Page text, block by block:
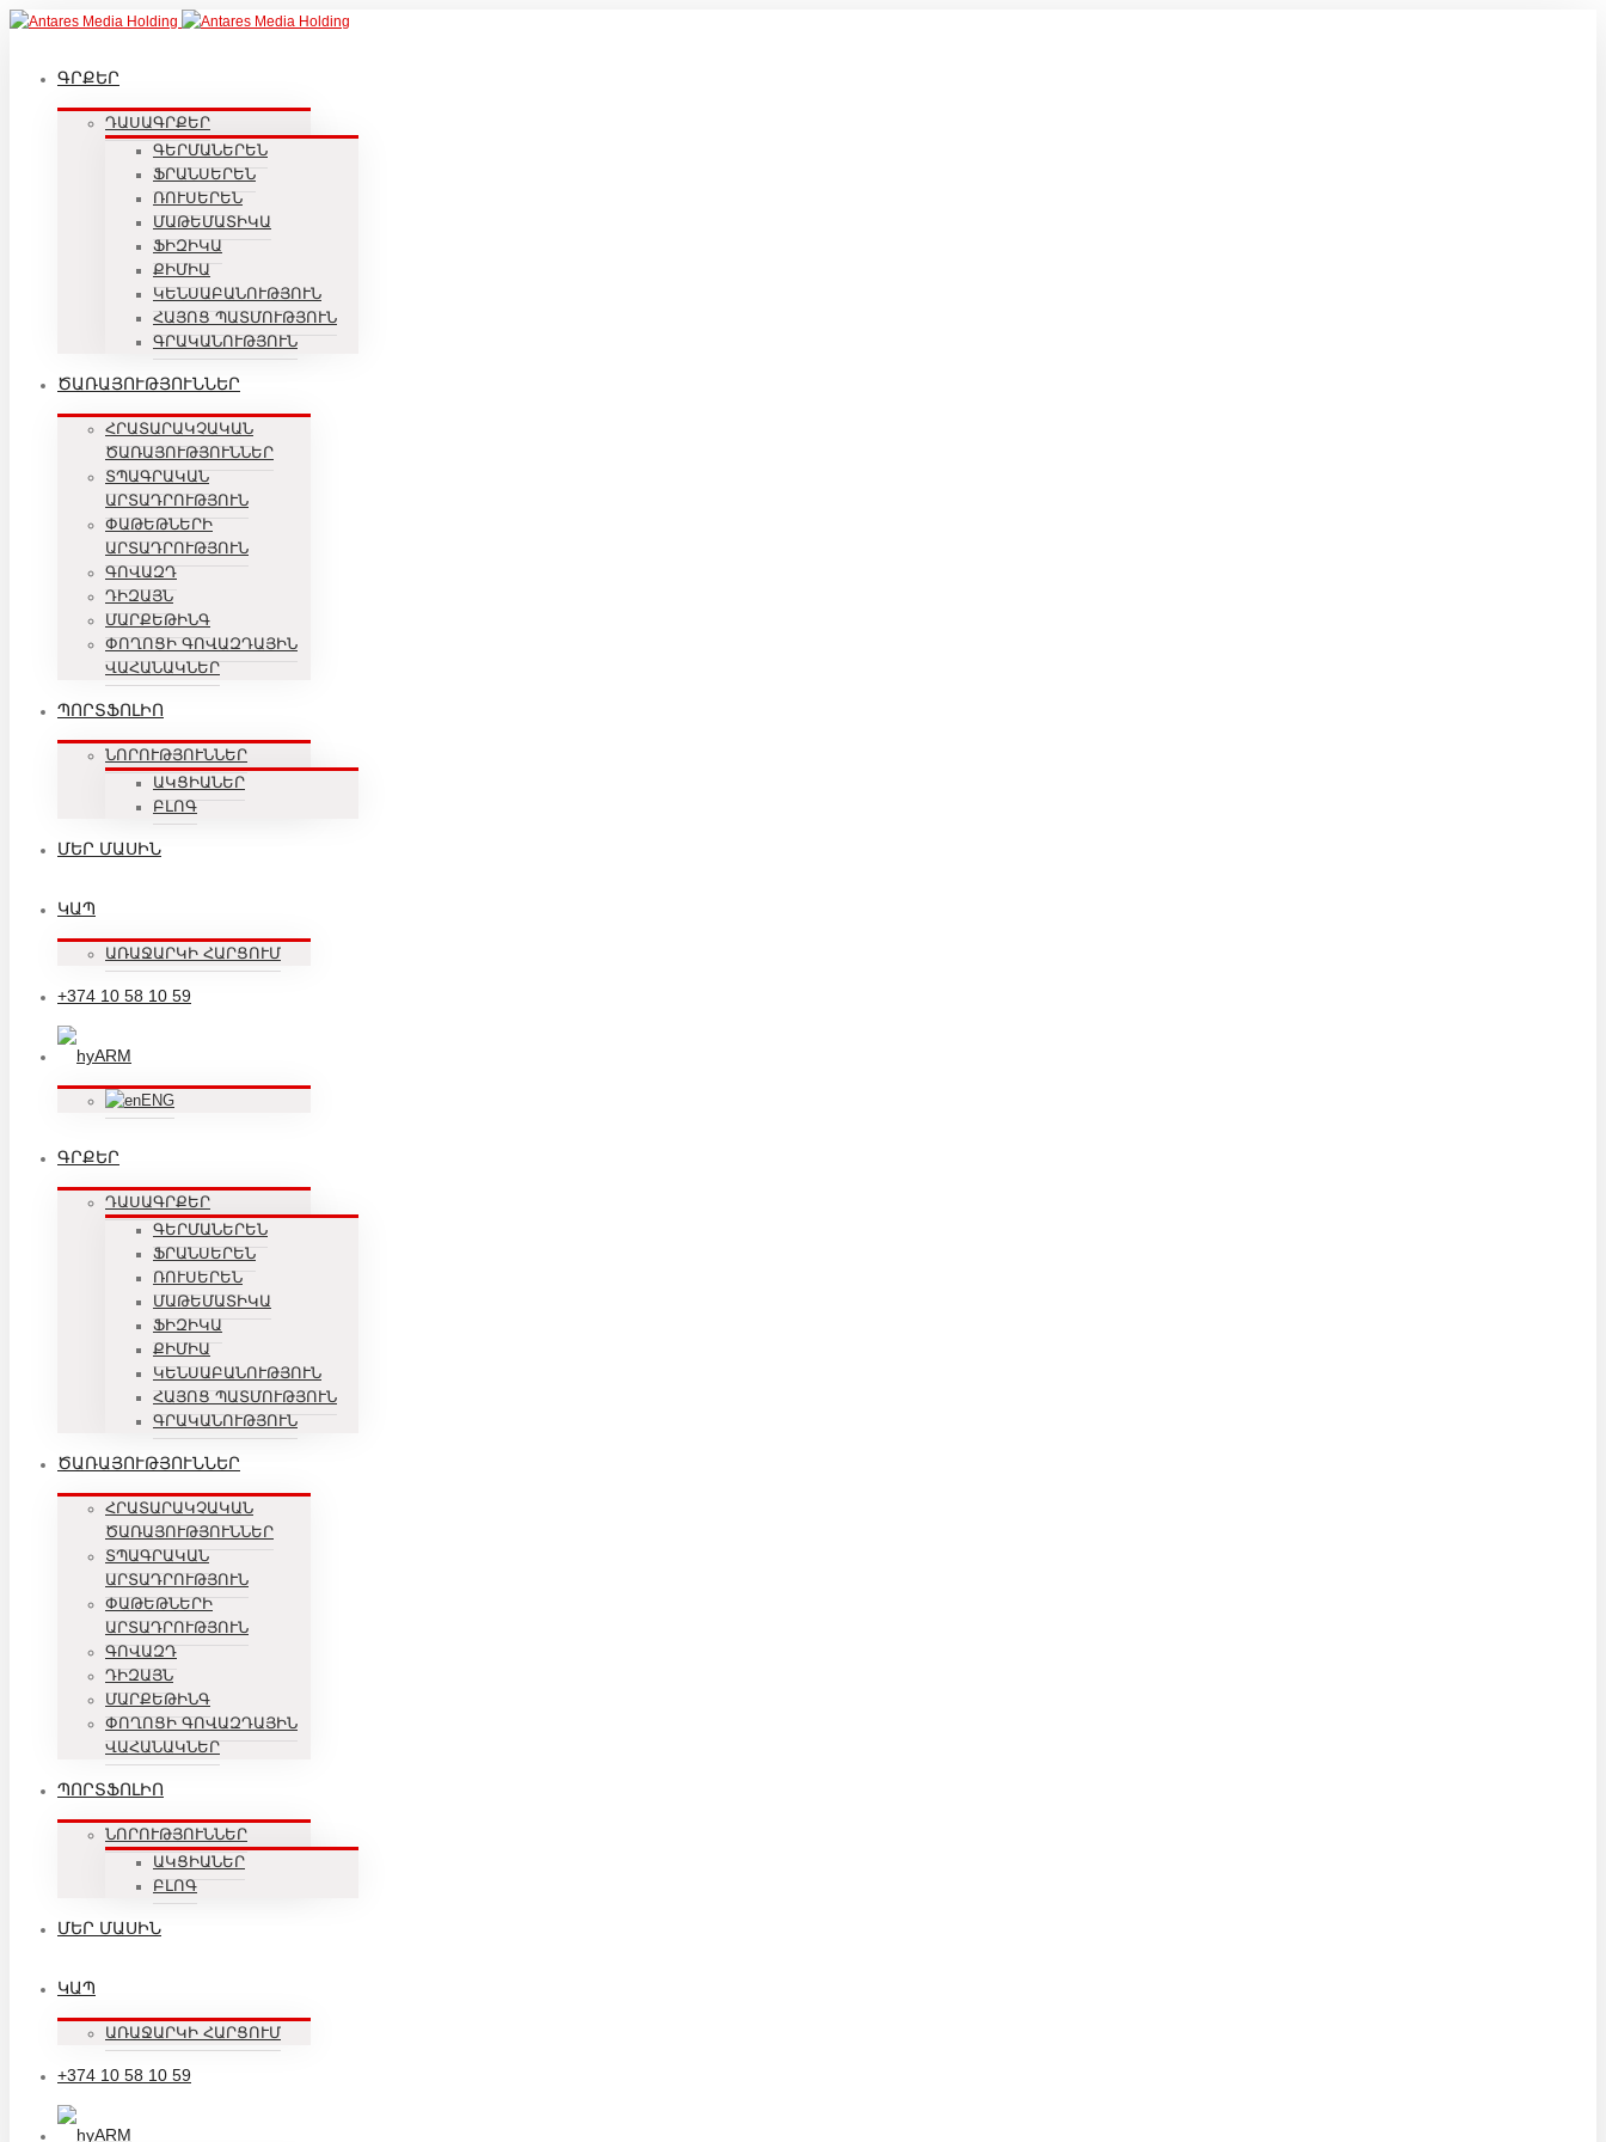
ԳՐՔԵՐ
ԴԱՍԱԳՐՔԵՐ
ԳԵՐՄԱՆԵՐԵՆ
ՖՐԱՆՍԵՐԵՆ
ՌՈՒՍԵՐԵՆ
ՄԱԹԵՄԱՏԻԿԱ
ՖԻԶԻԿԱ
ՔԻՄԻԱ
ԿԵՆՍԱԲԱՆՈՒԹՅՈՒՆ
ՀԱՅՈՑ ՊԱՏՄՈՒԹՅՈՒՆ
ԳՐԱԿԱՆՈՒԹՅՈՒՆ
ԾԱՌԱՅՈՒԹՅՈՒՆՆԵՐ
ՀՐԱՏԱՐԱԿՉԱԿԱՆ
ԾԱՌԱՅՈՒԹՅՈՒՆՆԵՐ
ՏՊԱԳՐԱԿԱՆ
ԱՐՏԱԴՐՈՒԹՅՈՒՆ
ՓԱԹԵԹՆԵՐԻ
ԱՐՏԱԴՐՈՒԹՅՈՒՆ
ԳՈՎԱԶԴ
ԴԻԶԱՅՆ
ՄԱՐՔԵԹԻՆԳ
ՓՈՂՈՑԻ ԳՈՎԱԶԴԱՅԻՆ
ՎԱՀԱՆԱԿՆԵՐ
ՊՈՐՏՖՈԼԻՈ
ՆՈՐՈՒԹՅՈՒՆՆԵՐ
ԱԿՑԻԱՆԵՐ
ԲԼՈԳ
ՄԵՐ ՄԱՍԻՆ
ԿԱՊ
ԱՌԱՋԱՐԿԻ ՀԱՐՑՈՒՄ
+374 10 58 10 59
ARM
ENG
ԳՐՔԵՐ
ԴԱՍԱԳՐՔԵՐ
ԳԵՐՄԱՆԵՐԵՆ
ՖՐԱՆՍԵՐԵՆ
ՌՈՒՍԵՐԵՆ
ՄԱԹԵՄԱՏԻԿԱ
ՖԻԶԻԿԱ
ՔԻՄԻԱ
ԿԵՆՍԱԲԱՆՈՒԹՅՈՒՆ
ՀԱՅՈՑ ՊԱՏՄՈՒԹՅՈՒՆ
ԳՐԱԿԱՆՈՒԹՅՈՒՆ
ԾԱՌԱՅՈՒԹՅՈՒՆՆԵՐ
ՀՐԱՏԱՐԱԿՉԱԿԱՆ
ԾԱՌԱՅՈՒԹՅՈՒՆՆԵՐ
ՏՊԱԳՐԱԿԱՆ
ԱՐՏԱԴՐՈՒԹՅՈՒՆ
ՓԱԹԵԹՆԵՐԻ
ԱՐՏԱԴՐՈՒԹՅՈՒՆ
ԳՈՎԱԶԴ
ԴԻԶԱՅՆ
ՄԱՐՔԵԹԻՆԳ
ՓՈՂՈՑԻ ԳՈՎԱԶԴԱՅԻՆ
ՎԱՀԱՆԱԿՆԵՐ
ՊՈՐՏՖՈԼԻՈ
ՆՈՐՈՒԹՅՈՒՆՆԵՐ
ԱԿՑԻԱՆԵՐ
ԲԼՈԳ
ՄԵՐ ՄԱՍԻՆ
ԿԱՊ
ԱՌԱՋԱՐԿԻ ՀԱՐՑՈՒՄ
+374 10 58 10 59
ARM